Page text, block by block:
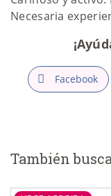
Necesaria
Facebook
También